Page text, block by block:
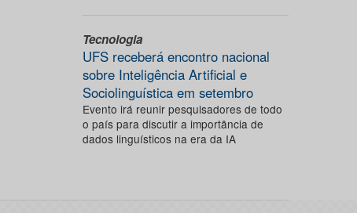
Tecnologia
UFS receberá encontro nacional
sobre Inteligência Artificial e
Sociolinguística em setembro
Evento irá reunir pesquisadores de todo
o país para discutir a importância de
dados linguísticos na era da IA